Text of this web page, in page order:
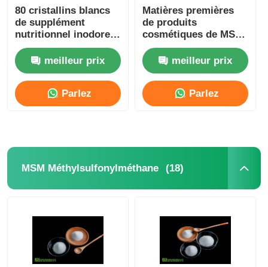
80 cristallins blancs
de supplément
nutritionnel inodore
de poudre de la maille
MSM meilleur prix
Parlez
Matières premières
de produits
cosmétiques de MSM
20 - 40 Mesh For Skin
Whiteningmeilleur prix
Parlez
MSM Méthylsulfonylméthane (18)